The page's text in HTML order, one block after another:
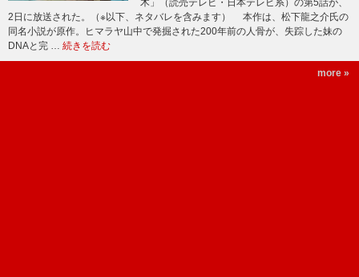
木」（読売テレビ・日本テレビ系）の第5話が、
2日に放送された。（※以下、ネタバレを含みます） 本作は、松下龍之介氏の
同名小説が原作。ヒマラヤ山中で発掘された200年前の人骨が、失踪した妹の
DNAと完 … 続きを読む
more »